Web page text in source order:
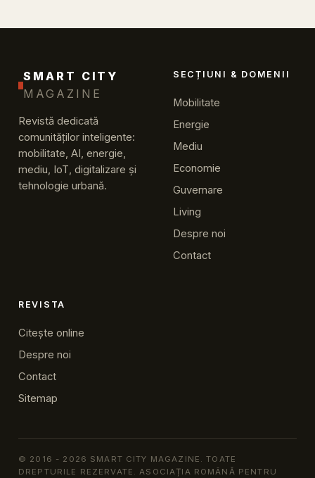
SMART CITY
MAGAZINE
Revistă dedicată
comunităților inteligente:
mobilitate, AI, energie,
mediu, IoT, digitalizare și
tehnologie urbană.
SECȚIUNI & DOMENII
Mobilitate
Energie
Mediu
Economie
Guvernare
Living
Despre noi
Contact
REVISTA
Citește online
Despre noi
Contact
Sitemap
© 2016 - 2026 SMART CITY MAGAZINE. TOATE
DREPTURILE REZERVATE. ASOCIAȚIA ROMÂNĂ PENTRU